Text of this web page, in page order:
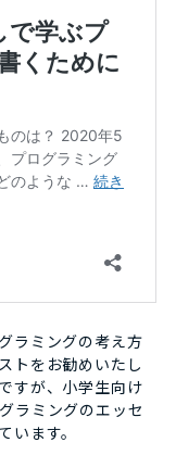
ラミングの考え方
トをお勧めいたし
すが、小学生向け
ラミングのエッセ
ます。